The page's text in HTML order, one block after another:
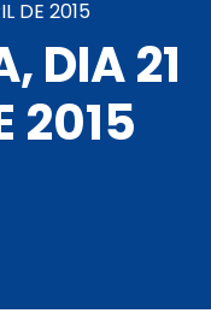
DE 2015
DIA 21
2015